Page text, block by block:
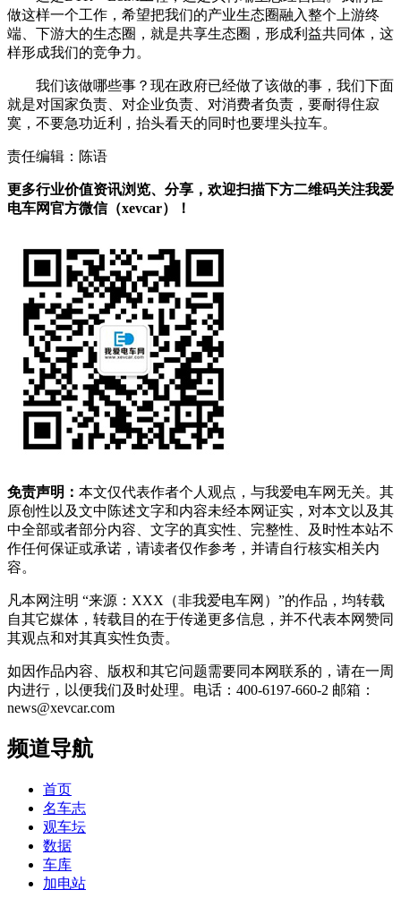
做这样一个工作，希望把我们的产业生态圈融入整个上游终
端、下游大的生态圈，就是共享生态圈，形成利益共同体，这
样形成我们的竞争力。
我们该做哪些事？现在政府已经做了该做的事，我们下面
就是对国家负责、对企业负责、对消费者负责，要耐得住寂
寞，不要急功近利，抬头看天的同时也要埋头拉车。
责任编辑：陈语
更多行业价值资讯浏览、分享，欢迎扫描下方二维码关注我爱
电车网官方微信（xevcar）！
免责声明： 本文仅代表作者个人观点，与我爱电车网无关。其
原创性以及文中陈述文字和内容未经本网证实，对本文以及其
中全部或者部分内容、文字的真实性、完整性、及时性本站不
作任何保证或承诺，请读者仅作参考，并请自行核实相关内
容。
凡本网注明 “来源：XXX（非我爱电车网）”的作品，均转载
自其它媒体，转载目的在于传递更多信息，并不代表本网赞同
其观点和对其真实性负责。
如因作品内容、版权和其它问题需要同本网联系的，请在一周
内进行，以便我们及时处理。电话：400-6197-660-2 邮箱：
news@xevcar.com
频道导航
首页
名车志
观车坛
数据
车库
加电站